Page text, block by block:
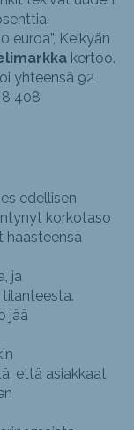
euroa”, Keikyän
kertoo.
yhteensä 92
8 408
edellisen
korkotaso
haasteensa
ja
jää
että asiakkaat